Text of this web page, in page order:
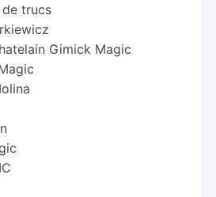
trucs
Gimick Magic